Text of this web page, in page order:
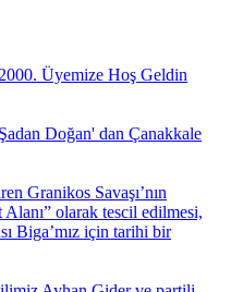
Üyemize Hoş Geldin
Doğan' dan Çanakkale
Granikos Savaşı’nın
olarak tescil edilmesi,
Biga’mız için tarihi bir